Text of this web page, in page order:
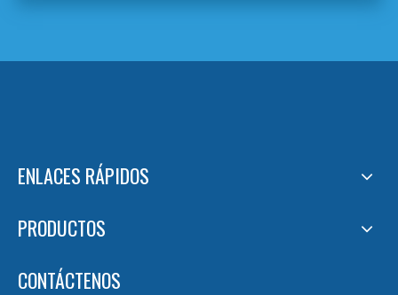
ENLACES RÁPIDOS
PRODUCTOS
CONTÁCTENOS